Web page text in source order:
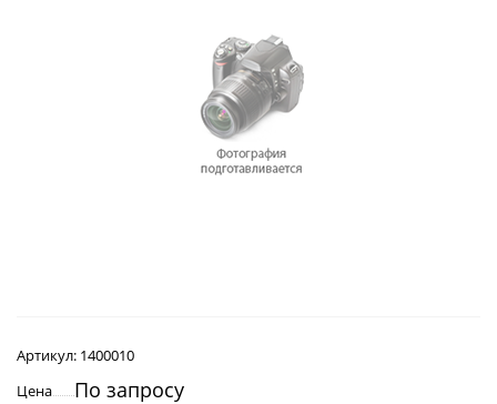
Артикул: 1400010
Цена
По запросу